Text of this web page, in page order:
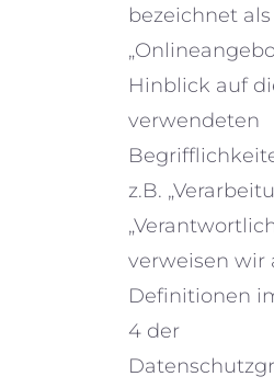
bezeich­net als
Hinblick auf
verwen­de­ten
z.B.
verwei­sen wir
Definitionen
4 der